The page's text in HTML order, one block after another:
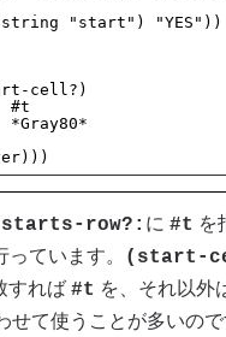
"start") "YES"))
cell?)
#t
*Gray80*
starts-row?: に #t を
っています。 (start-
すれば #t を、それ以外
せて使うことが多いの